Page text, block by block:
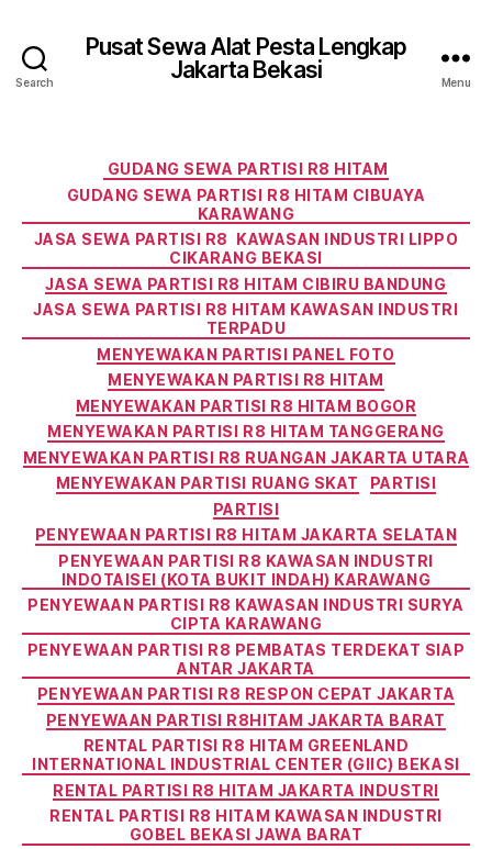
Search
Pusat Sewa Alat Pesta Lengkap
Jakarta Bekasi
Menu
Categories
GUDANG SEWA PARTISI R8 HITAM
GUDANG SEWA PARTISI R8 HITAM CIBUAYA
KARAWANG
JASA SEWA PARTISI R8 KAWASAN INDUSTRI LIPPO
CIKARANG BEKASI
JASA SEWA PARTISI R8 HITAM CIBIRU BANDUNG
JASA SEWA PARTISI R8 HITAM KAWASAN INDUSTRI
TERPADU
MENYEWAKAN PARTISI PANEL FOTO
MENYEWAKAN PARTISI R8 HITAM
MENYEWAKAN PARTISI R8 HITAM BOGOR
MENYEWAKAN PARTISI R8 HITAM TANGGERANG
MENYEWAKAN PARTISI R8 RUANGAN JAKARTA UTARA
MENYEWAKAN PARTISI RUANG SKAT
PARTISI
PARTISI
PENYEWAAN PARTISI R8 HITAM JAKARTA SELATAN
PENYEWAAN PARTISI R8 KAWASAN INDUSTRI
INDOTAISEI (KOTA BUKIT INDAH) KARAWANG
PENYEWAAN PARTISI R8 KAWASAN INDUSTRI SURYA
CIPTA KARAWANG
PENYEWAAN PARTISI R8 PEMBATAS TERDEKAT SIAP
ANTAR JAKARTA
PENYEWAAN PARTISI R8 RESPON CEPAT JAKARTA
PENYEWAAN PARTISI R8HITAM JAKARTA BARAT
RENTAL PARTISI R8 HITAM GREENLAND
INTERNATIONAL INDUSTRIAL CENTER (GIIC) BEKASI
RENTAL PARTISI R8 HITAM JAKARTA INDUSTRI
RENTAL PARTISI R8 HITAM KAWASAN INDUSTRI
GOBEL BEKASI JAWA BARAT